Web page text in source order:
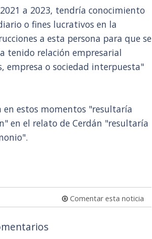
a 2023, tendría conocimiento
o fines lucrativos en la
a esta persona para que se
tenido relación empresarial
empresa o sociedad interpuesta"
estos momentos "resultaría
en el relato de Cerdán "resultaría
Comentar esta noticia